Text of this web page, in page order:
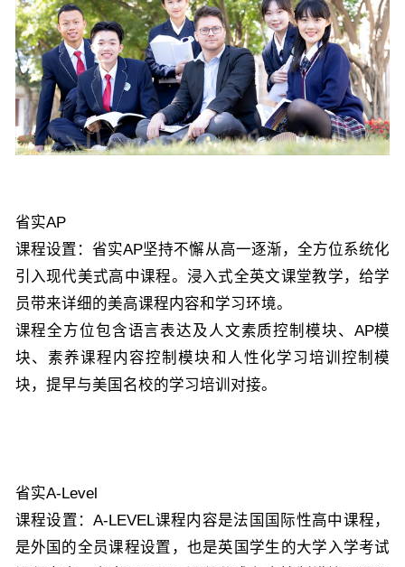
省实AP
课程设置：省实AP坚持不懈从高一逐渐，全方位系统化
引入现代美式高中课程。浸入式全英文课堂教学，给学
员带来详细的美高课程内容和学习环境。
课程全方位包含语言表达及人文素质控制模块、AP模
块、素养课程内容控制模块和人性化学习培训控制模
块，提早与美国名校的学习培训对接。
省实A-Level
课程设置：A-LEVEL课程内容是法国国际性高中课程，
是外国的全员课程设置，也是英国学生的大学入学考试